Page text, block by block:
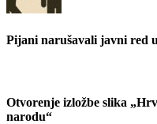
Pijani narušavali javni red
Otvorenje izložbe slika
narodu“